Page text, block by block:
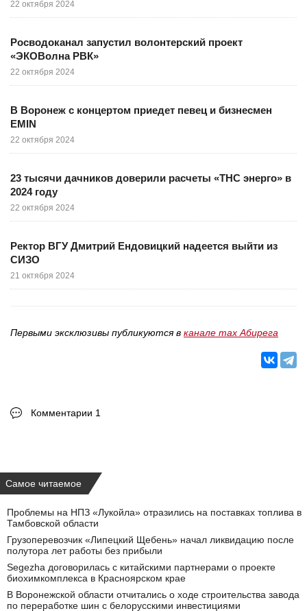
22 октября 2024
Росводоканал запустил волонтерский проект
«ЭКОВолна РВК»
22 октября 2024
В Воронеж с концертом приедет певец и бизнесмен
EMIN
22 октября 2024
23 тысячи дачников доверили расчеты «ТНС энерго» в
2024 году
22 октября 2024
Ректор ВГУ Дмитрий Ендовицкий надеется выйти из
СИЗО
21 октября 2024
Первыми эксклюзивы публикуются в канале max Абирега
Комментарии 1
Самое читаемое
Проблемы на НПЗ «Лукойла» отразились на поставках топлива в
Тамбовской области
Грузоперевозчик «Липецкий Щебень» начал ликвидацию после
полутора лет работы без прибыли
Segezha договорилась с китайскими партнерами о проекте
биохимкомплекса в Красноярском крае
В Воронежской области отчитались о ходе строительства завода
по переработке шин с белорусскими инвестициями